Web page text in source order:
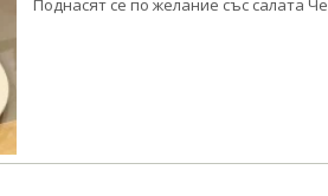
Поднасят се по желание със салата